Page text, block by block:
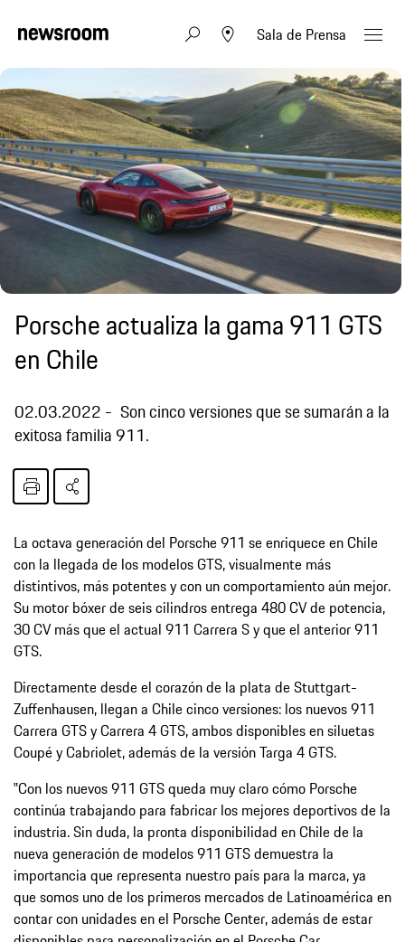
Sala de Prensa
Porsche actualiza la gama 911 GTS
en Chile
02.03.2022
Son cinco versiones que se sumarán a la
exitosa familia 911.
La octava generación del Porsche 911 se enriquece en Chile
con la llegada de los modelos GTS, visualmente más
distintivos, más potentes y con un comportamiento aún mejor.
Su motor bóxer de seis cilindros entrega 480 CV de potencia,
30 CV más que el actual 911 Carrera S y que el anterior 911
GTS.
Directamente desde el corazón de la plata de Stuttgart-
Zuffenhausen, llegan a Chile cinco versiones: los nuevos 911
Carrera GTS y Carrera 4 GTS, ambos disponibles en siluetas
Coupé y Cabriolet, además de la versión Targa 4 GTS.
‟Con los nuevos 911 GTS queda muy claro cómo Porsche
continúa trabajando para fabricar los mejores deportivos de la
industria. Sin duda, la pronta disponibilidad en Chile de la
nueva generación de modelos 911 GTS demuestra la
importancia que representa nuestro país para la marca, ya
que somos uno de los primeros mercados de Latinoamérica en
contar con unidades en el Porsche Center, además de estar